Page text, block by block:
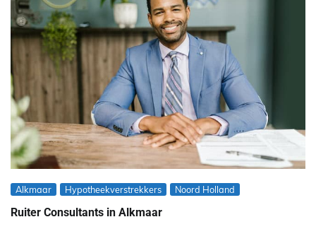
Alkmaar Hypotheekverstrekkers Noord Holland
Ruiter Consultants in Alkmaar